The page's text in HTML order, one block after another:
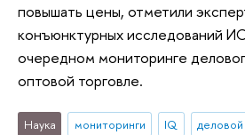
повышать цены, отметили
конъюнктурных исследований
очередном мониторинге
оптовой торговле.
Наука мониторинги IQ